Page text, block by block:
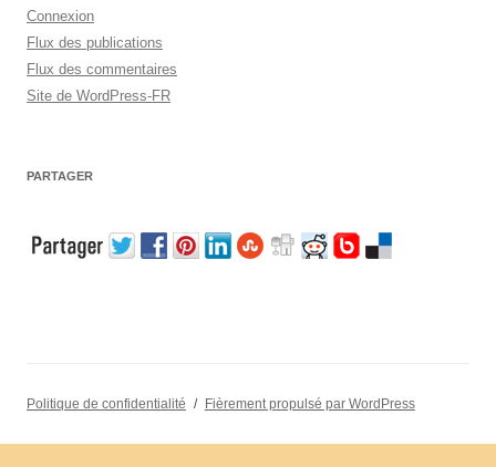
Connexion
Flux des publications
Flux des commentaires
Site de WordPress-FR
PARTAGER
Politique de confidentialité Fièrement propulsé par WordPress